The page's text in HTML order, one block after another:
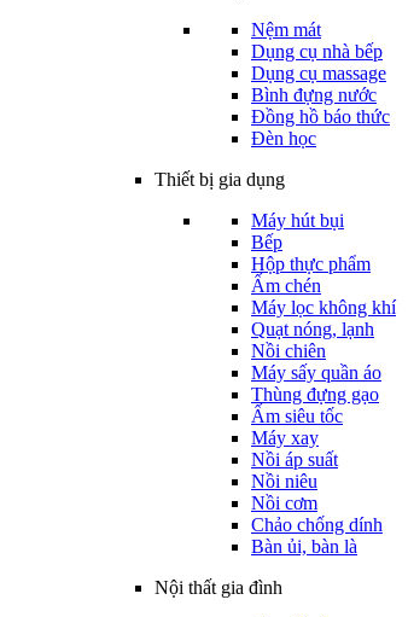
Nệm mát
Dụng cụ nhà bếp
Dụng cụ massage
Bình đựng nước
Đồng hồ báo thức
Đèn học
Thiết bị gia dụng
Máy hút bụi
Bếp
Hộp thực phẩm
Ấm chén
Máy lọc không khí
Quạt nóng, lạnh
Nồi chiên
Máy sấy quần áo
Thùng đựng gạo
Ấm siêu tốc
Máy xay
Nồi áp suất
Nồi niêu
Nồi cơm
Chảo chống dính
Bàn ủi, bàn là
Nội thất gia đình